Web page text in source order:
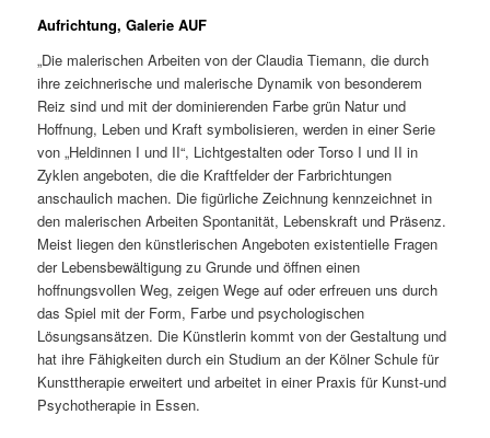
Aufrichtung, Galerie AUF
„Die malerischen Arbeiten von der Claudia Tiemann, die durch
ihre zeichnerische und malerische Dynamik von besonderem
Reiz sind und mit der dominierenden Farbe grün Natur und
Hoffnung, Leben und Kraft symbolisieren, werden in einer Serie
von „Heldinnen I und II“, Lichtgestalten oder Torso I und II in
Zyklen angeboten, die die Kraftfelder der Farbrichtungen
anschaulich machen. Die figürliche Zeichnung kennzeichnet in
den malerischen Arbeiten Spontanität, Lebenskraft und Präsenz.
Meist liegen den künstlerischen Angeboten existentielle Fragen
der Lebensbewältigung zu Grunde und öffnen einen
hoffnungsvollen Weg, zeigen Wege auf oder erfreuen uns durch
das Spiel mit der Form, Farbe und psychologischen
Lösungsansätzen. Die Künstlerin kommt von der Gestaltung und
hat ihre Fähigkeiten durch ein Studium an der Kölner Schule für
Kunsttherapie erweitert und arbeitet in einer Praxis für Kunst-und
Psychotherapie in Essen.